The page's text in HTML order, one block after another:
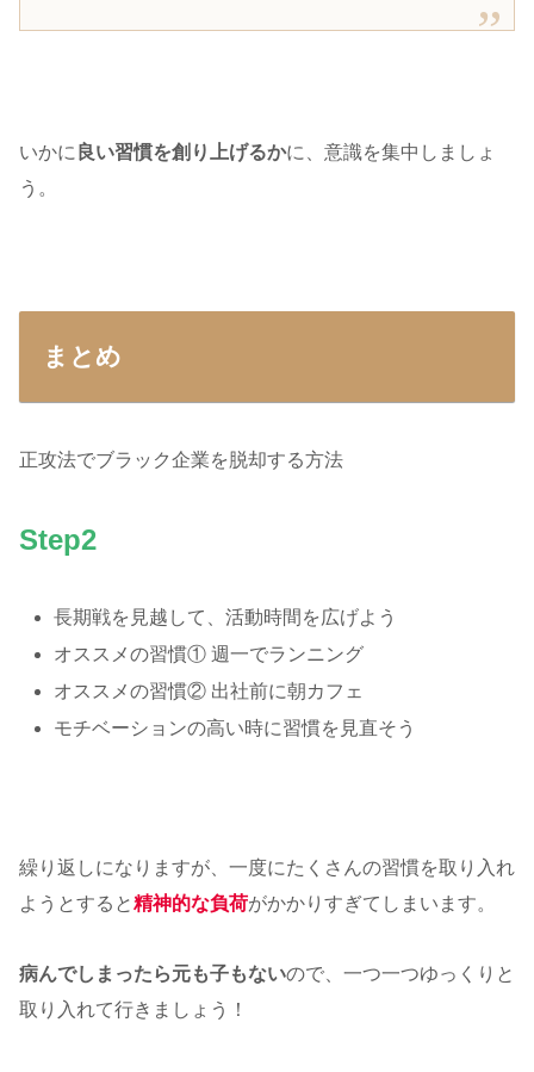
いかに 良い習慣を創り上げるかに、意識を集中しましょ
う。
まとめ
正攻法でブラック企業を脱却する方法
Step2
長期戦を見越して、活動時間を広げよう
オススメの習慣① 週一でランニング
オススメの習慣② 出社前に朝カフェ
モチベーションの高い時に習慣を見直そう
繰り返しになりますが、一度にたくさんの習慣を取り入れ
ようとすると精神的な負荷がかかりすぎてしまいます。
病んでしまったら元も子もないので、一つ一つゆっくりと
取り入れて行きましょう！